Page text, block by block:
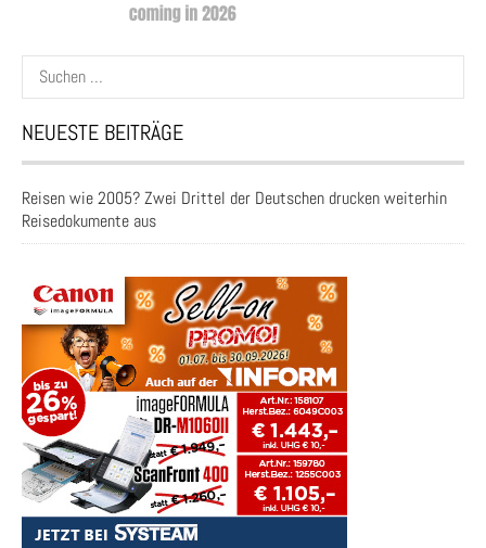
Suchen
nach:
NEUESTE BEITRÄGE
Reisen wie 2005? Zwei Drittel der Deutschen drucken weiterhin
Reisedokumente aus